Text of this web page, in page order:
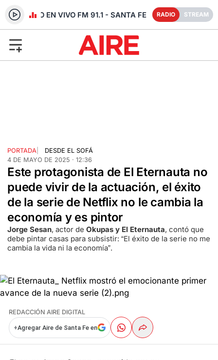
RADIO EN VIVO FM 91.1 - SANTA FE RADIO STREAM
PORTADA
DESDE EL SOFÁ
4 DE MAYO DE 2025 · 12:36
Este protagonista de El Eternauta no
puede vivir de la actuación, el éxito
de la serie de Netflix no le cambia la
economía y es pintor
Jorge Sesan, actor de Okupas y El Eternauta, contó que
debe pintar casas para subsistir: “El éxito de la serie no me
cambia la vida ni la economía”.
REDACCIÓN AIRE DIGITAL
+Agregar Aire de Santa Fe en